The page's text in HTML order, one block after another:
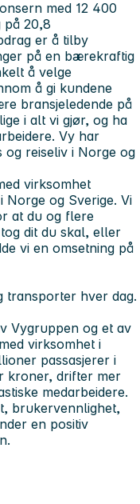
med 12 400
på 20,8
er å tilby
på en bærekraftig
å velge
å gi kundene
bransjeledende på
i alt vi gjør, og ha
Vy har
reiseliv i Norge og
virksomhet
Norge og Sverige. Vi
at du og flere
dit du skal, eller
vi en omsetning på
transporter hver dag.
Vygruppen og et av
virksomhet i
passasjerer i
kroner, drifter mer
medarbeidere.
brukervennlighet,
en positiv